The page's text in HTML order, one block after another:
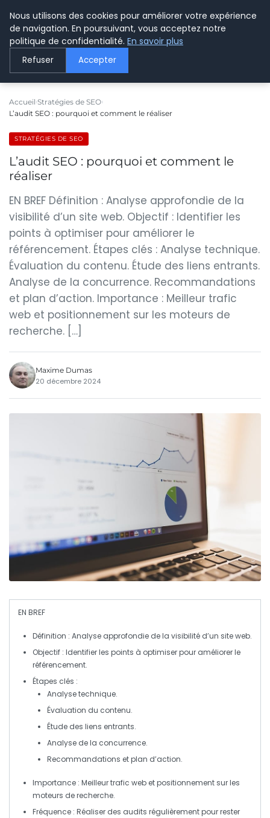
LE WEBMARKETING
Accueil Stratégies de SEO
L’audit SEO : pourquoi et comment le réaliser
STRATÉGIES DE SEO
L’audit SEO : pourquoi et comment le
réaliser
EN BREF Définition : Analyse approfondie de la
visibilité d’un site web. Objectif : Identifier les
points à optimiser pour améliorer le
référencement. Étapes clés : Analyse technique.
Évaluation du contenu. Étude des liens entrants.
Analyse de la concurrence. Recommandations
et plan d’action. Importance : Meilleur trafic
web et positionnement sur les moteurs de
recherche. […]
Maxime Dumas
20 décembre 2024
EN BREF
Définition : Analyse approfondie de la visibilité d’un site web.
Objectif : Identifier les points à optimiserpour améliorer le
référencement.
Étapes clés :
Analysetechnique.
Évaluation du contenu.
Étude des liens entrants.
Analyse de la concurrence.
Recommandations etplan d’action.
Importance : Meilleurtrafic web etpositionnement sur les
moteurs de recherche.
Fréquence : Réaliser des audits régulièrementpour rester
Nous utilisons des cookies pour améliorer votre expérience
de navigation. En poursuivant, vous acceptez notre
politique de confidentialité. En savoir plus
Refuser Accepter